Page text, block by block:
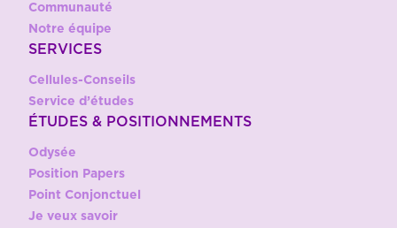
Communauté
Notre équipe
SERVICES
Cellules-Conseils
Service d’études
ÉTUDES & POSITIONNEMENTS
Odysée
Position Papers
Point Conjonctuel
Je veux savoir